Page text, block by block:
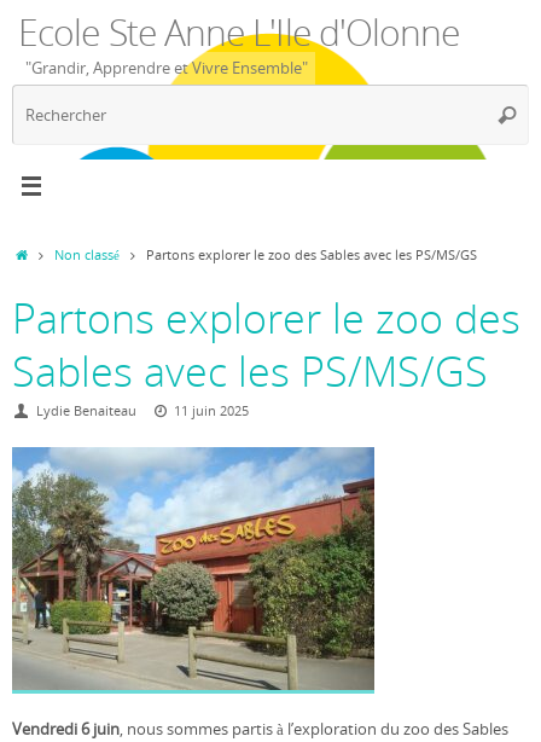
contenu
Ecole Ste Anne L'Ile d'Olonne
"Grandir, Apprendre et Vivre Ensemble"
AccueilNon classé Partons explorer le zoo des Sables avec les PS/MS/GS
Partons explorer le zoo des
Sables avec les PS/MS/GS
Lydie Benaiteau 11 juin 2025
Vendredi 6 juin, nous sommes partis à l’exploration du zoo des Sables